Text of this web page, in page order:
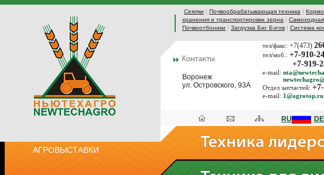
Сеялки | Почвообрабатывающая техника |
хранения и транспортировки зерна | Самоходная
Почвоотбоники | Загрузка Биг Бэгов | Система
Воронеж
ул. Островского, 93А
тел/факс: +7(473)
тел/моб.: +7-910-
+7-919-
e-mail:
Отдел запчастей:
e-mail: 1@agrotop.ru
АГРОВЫСТАВКИ
RU DE